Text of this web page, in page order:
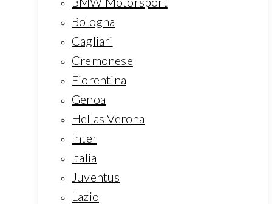
Bologna
Cagliari
Cremonese
Fiorentina
Genoa
Hellas Verona
Inter
Italia
Juventus
Lazio